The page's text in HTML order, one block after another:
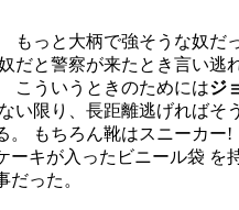
もっと大柄で強そうな奴だ
だと警察が来たとき言い逃
こういうときのためにはジ
い限り、長距離逃げればそ
。 もちろん靴はスニーカー!
ーキが入ったビニール袋 を
った。